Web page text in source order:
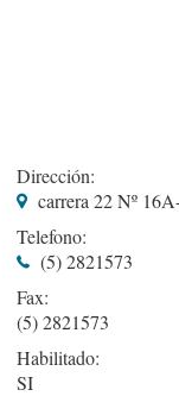
Dirección:
carrera 22 Nº
Telefono:
(5) 2821573
Fax:
(5) 2821573
Habilitado:
SI